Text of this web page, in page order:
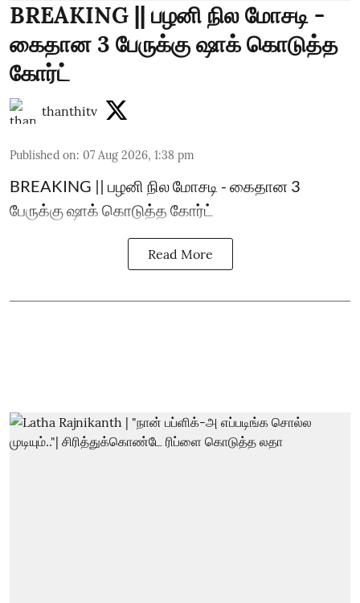
BREAKING || பழனி நில மோசடி -
கைதான 3 பேருக்கு ஷாக் கொடுத்த
கோர்ட்
thanthitv
Published on: 07 Aug 2026, 1:38 pm
BREAKING || பழனி நில மோசடி - கைதான 3
பேருக்கு ஷாக் கொடுத்த கோர்ட்
Read More